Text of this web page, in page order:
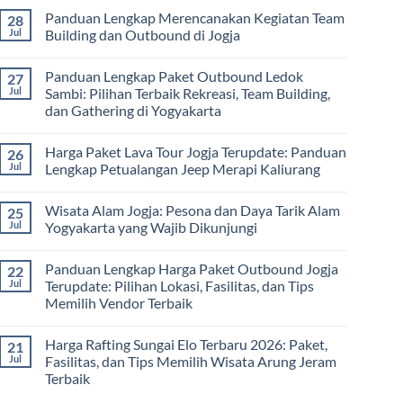
Corporate
Gathering
&
Jogja
2026
–
Adventure
on
Panduan
Lengkap
Trip
Jogja
2026:
Liburan
Mewah
28
Jul
Panduan Lengkap Merencanakan Kegiatan Team
Building dan Outbound di Jogja
on
Panduan
Lengkap
Merencanakan
Building
dan
Outbound
27
Jul
Panduan Lengkap Paket Outbound Ledok
Sambi: Pilihan Terbaik Rekreasi, Team Building,
dan Gathering di Yogyakarta
on
Panduan
Lengkap
Ledok
Sambi:
Pilihan
Team
Building,
dan
Gathering
26
Jul
Harga Paket Lava Tour Jogja Terupdate: Panduan
Lengkap Petualangan Jeep Merapi Kaliurang
on
Harga
Paket
Jogja
Terupdate:
Panduan
Lengkap
Merapi
Kaliurang
25
Jul
Wisata Alam Jogja: Pesona dan Daya Tarik Alam
Yogyakarta yang Wajib Dikunjungi
on
Wisata
Alam
Jogja:
Daya
Tarik
Alam
Yogyakarta
yang
22
Jul
Panduan Lengkap Harga Paket Outbound Jogja
Terupdate: Pilihan Lokasi, Fasilitas, dan Tips
Memilih Vendor Terbaik
on
Panduan
Lengkap
Harga
21
Jul
Harga Rafting Sungai Elo Terbaru 2026: Paket,
Fasilitas, dan Tips Memilih Wisata Arung Jeram
Terbaik